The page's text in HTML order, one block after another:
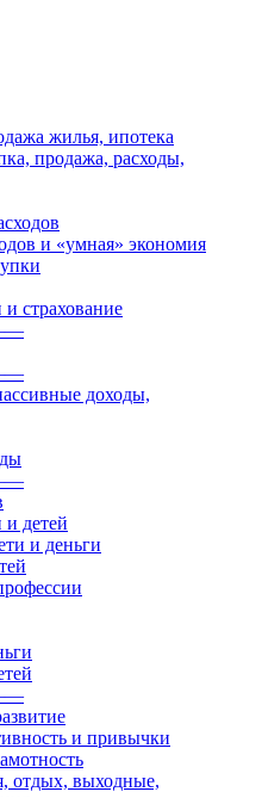
жилья, ипотека
продажа, расходы,
и «умная» экономия
страхование
доходы,
и детей
и деньги
и привычки
отдых, выходные,